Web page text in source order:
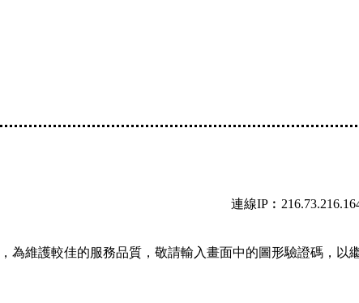
連線
為維護較佳的服務品質，敬請輸入畫面中的圖形驗證碼，以